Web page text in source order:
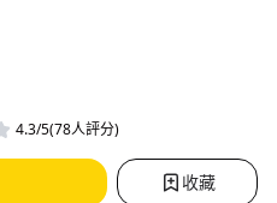
4.3/5(78人評分)
收藏